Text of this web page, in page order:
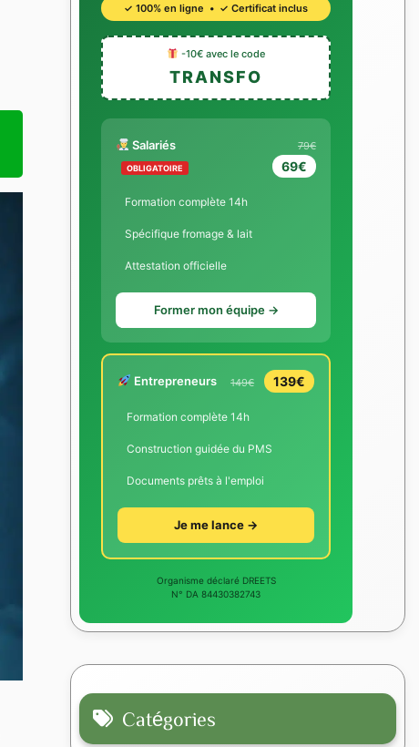
✓ 100% en ligne • ✓ Certificat inclus
-10€ avec le code
TRANSFO
Salariés
OBLIGATOIRE
79€
69€
Formation complète 14h
Spécifique fromage & lait
Attestation officielle
Former mon équipe →
Entrepreneurs 149€ 139€
Formation complète 14h
Construction guidée du PMS
Documents prêts à l'emploi
Je me lance →
Organisme déclaré DREETS
N° DA 84430382743
Catégories